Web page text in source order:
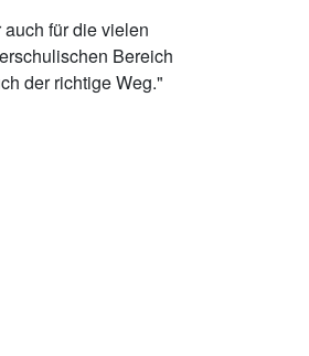
für die vielen
Bereich
der richtige Weg."